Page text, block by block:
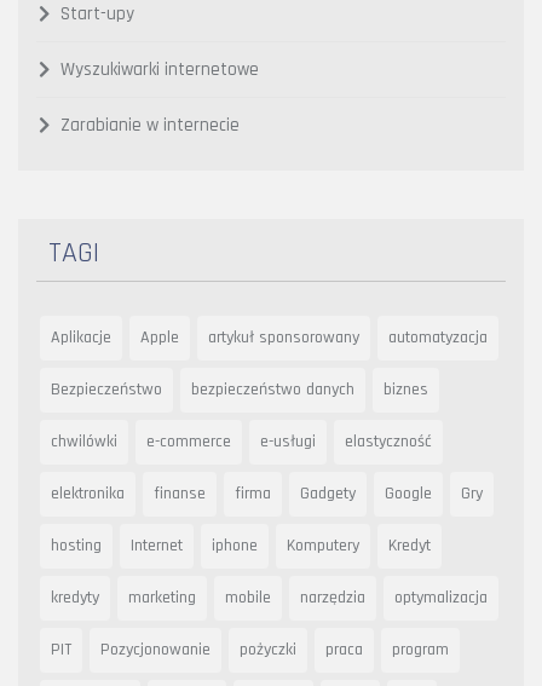
Start-upy
Wyszukiwarki internetowe
Zarabianie w internecie
TAGI
Aplikacje Apple artykuł sponsorowany automatyzacja
Bezpieczeństwo bezpieczeństwo danych biznes
chwilówki e-commerce e-usługi elastyczność
elektronika finanse firma Gadgety Google Gry
hosting Internet iphone Komputery Kredyt
kredyty marketing mobile narzędzia optymalizacja
PIT Pozycjonowanie pożyczki praca program